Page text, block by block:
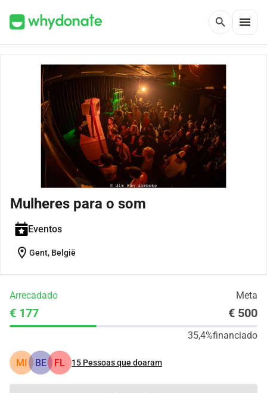
search menu
Mulheres para o som
Eventos
location_on Gent, België
Arrecadado Meta
€ 177 € 500
35,4%financiado
MI BE FL 15 Pessoas que doaram